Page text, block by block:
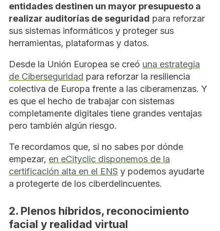
entidades destinen un mayor presupuesto a
realizar auditorías de seguridad para reforzar
sus sistemas informáticos y proteger sus
herramientas, plataformas y datos.
Desde la Unión Europea se creó una estrategia
de Ciberseguridad para reforzar la resiliencia
colectiva de Europa frente a las ciberamenzas. Y
es que el hecho de trabajar con sistemas
completamente digitales tiene grandes ventajas
pero también algún riesgo.
Te recordamos que, si no sabes por dónde
empezar, en eCityclic disponemos de la
certificación alta en el ENS y podemos ayudarte
a protegerte de los ciberdelincuentes.
2. Plenos híbridos, reconocimiento
facial y realidad virtual